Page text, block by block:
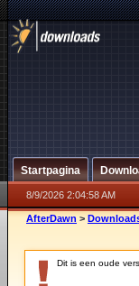
Startpagina
8/9/2026 2:04:58 AM
AfterDawn >
Dit is een oude